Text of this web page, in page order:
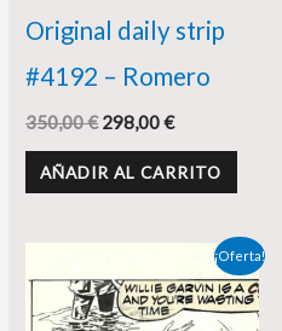
Original daily strip
#4192 – Romero
350,00€ 298,00€
AÑADIR AL CARRITO
¡Oferta!
precio
original
era:
precio
actual
es: